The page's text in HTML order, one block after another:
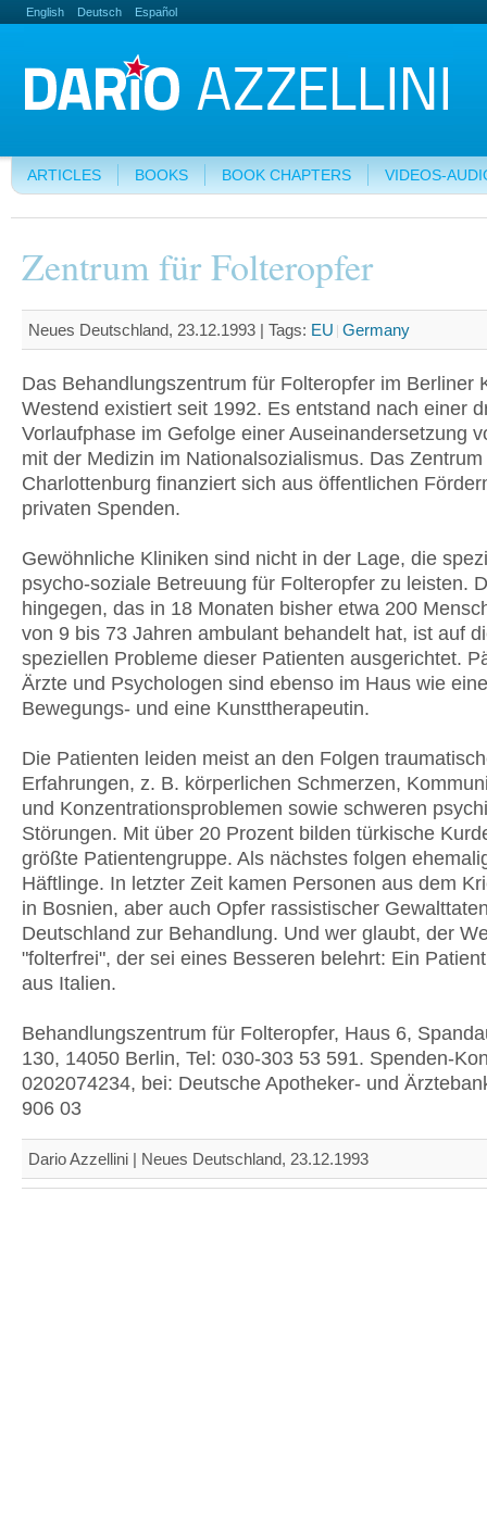
English Deutsch Español
ARTICLES BOOKS BOOK CHAPTERS VIDEOS-
Zentrum für Folteropfer
Neues Deutschland, 23.12.1993 | Tags: EU Germany
Das Behandlungszentrum für Folteropfer im Berliner
Westend existiert seit 1992. Es entstand nach einer
Vorlaufphase im Gefolge einer Auseinandersetzung
mit der Medizin im Nationalsozialismus. Das
Charlottenburg finanziert sich aus öffentlichen
privaten Spenden.
Gewöhnliche Kliniken sind nicht in der Lage, die
psycho-soziale Betreuung für Folteropfer zu leisten.
hingegen, das in 18 Monaten bisher etwa 200
von 9 bis 73 Jahren ambulant behandelt hat, ist auf
speziellen Probleme dieser Patienten ausgerichtet.
Ärzte und Psychologen sind ebenso im Haus wie eine
Bewegungs- und eine Kunsttherapeutin.
Die Patienten leiden meist an den Folgen
Erfahrungen, z. B. körperlichen Schmerzen,
und Konzentrationsproblemen sowie schweren
Störungen. Mit über 20 Prozent bilden türkische
größte Patientengruppe. Als nächstes folgen
Häftlinge. In letzter Zeit kamen Personen aus dem
in Bosnien, aber auch Opfer rassistischer
Deutschland zur Behandlung. Und wer glaubt, der
"folterfrei", der sei eines Besseren belehrt: Ein
aus Italien.
Behandlungszentrum für Folteropfer, Haus 6,
130, 14050 Berlin, Tel: 030-303 53 591. Spenden-
0202074234, bei: Deutsche Apotheker- und
906 03
Dario Azzellini | Neues Deutschland, 23.12.1993